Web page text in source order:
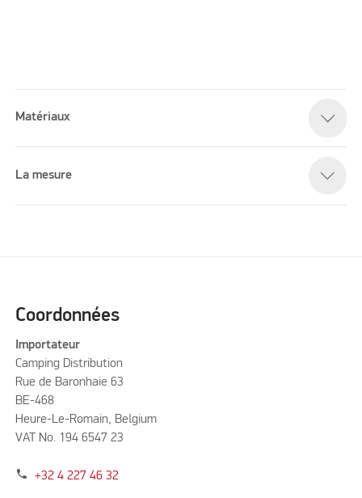
Please accept marketing cookies to watch this video
Matériaux
La mesure
Coordonnées
Importateur
Camping Distribution
Rue de Baronhaie 63
BE-468
Heure-Le-Romain, Belgium
VAT No. 194 6547 23
phone +32 4 227 46 32